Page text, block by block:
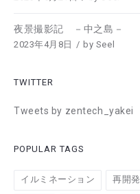
夜景撮影記 －中之島－
2023年4月8日 by Seel
TWITTER
Tweets by zentech_yakei
POPULAR TAGS
イルミネーション 再開発